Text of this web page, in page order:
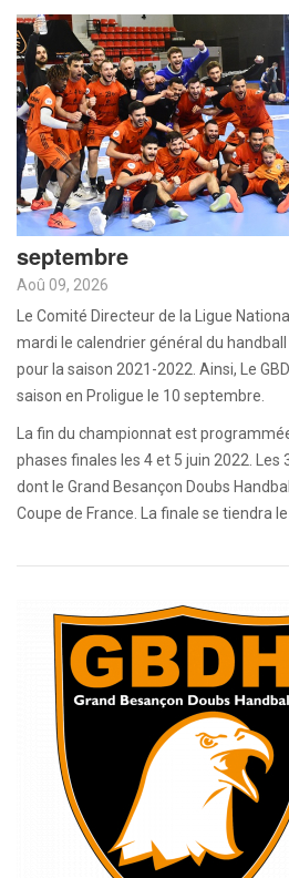
septembre
Aoû 09, 2026
Le Comité Directeur de la Ligue
mardi le calendrier général du
pour la saison 2021-2022. Ainsi, Le
saison en Proligue le 10 septembre.
La fin du championnat est
phases finales les 4 et 5 juin 2022. Les
dont le Grand Besançon Doubs
Coupe de France. La finale se tiendra